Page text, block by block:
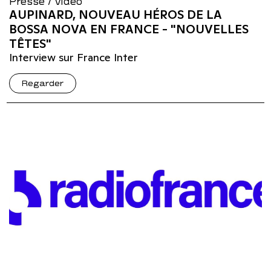
AUPINARD, NOUVEAU HÉROS DE LA
BOSSA NOVA EN FRANCE - "NOUVELLES
TÊTES"
Interview sur France Inter
Regarder